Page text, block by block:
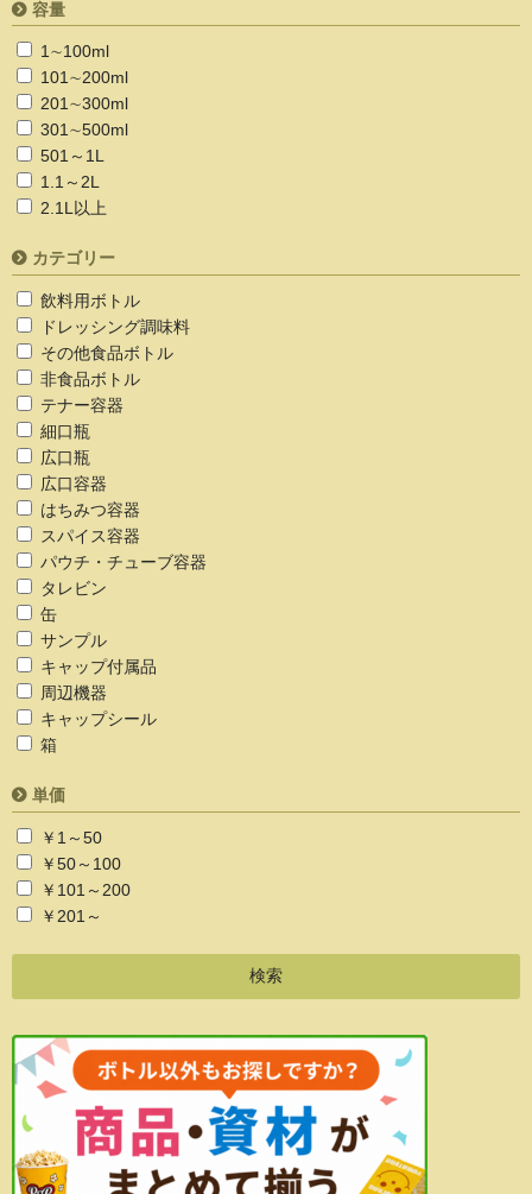
容量
1∼100ml
101∼200ml
201∼300ml
301∼500ml
501～1L
1.1～2L
2.1L以上
カテゴリー
飲料用ボトル
ドレッシング調味料
その他食品ボトル
非食品ボトル
テナー容器
細口瓶
広口瓶
広口容器
はちみつ容器
スパイス容器
パウチ・チューブ容器
タレビン
缶
サンプル
キャップ付属品
周辺機器
キャップシール
箱
単価
￥1～50
￥50～100
￥101～200
￥201～